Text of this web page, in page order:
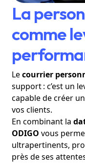
La
comme
Lecourrier
support : c’est un
capable de créer un
vos clients.
En combinant la
ODIGO vous
ultrapertinents,
près de ses